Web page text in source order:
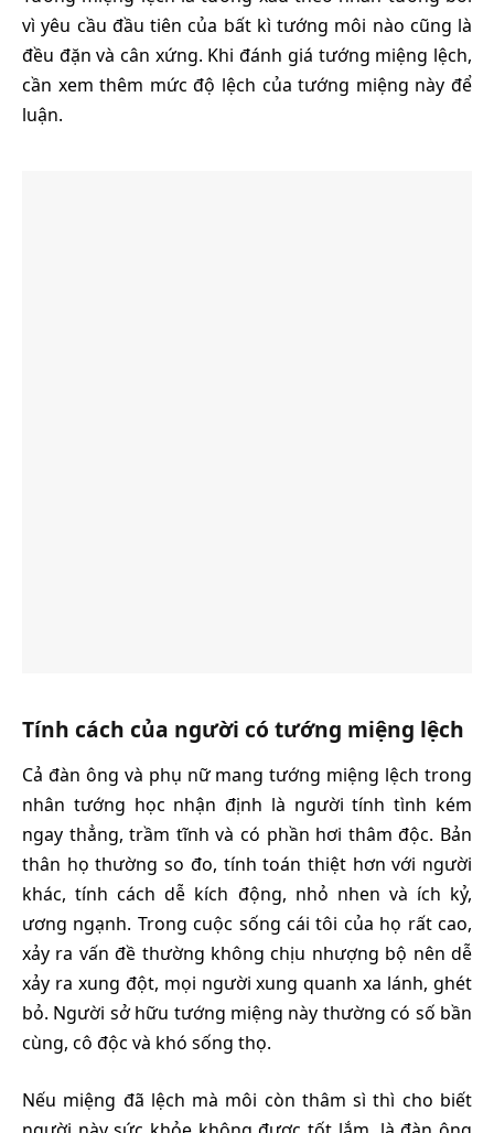
vì yêu cầu đầu tiên của bất kì tướng môi nào cũng là
đều đặn và cân xứng. Khi đánh giá tướng miệng lệch,
cần xem thêm mức độ lệch của tướng miệng này để
luận.
Tính cách của người có tướng miệng lệch
Cả đàn ông và phụ nữ mang tướng miệng lệch trong
nhân tướng học nhận định là người tính tình kém
ngay thẳng, trầm tĩnh và có phần hơi thâm độc. Bản
thân họ thường so đo, tính toán thiệt hơn với người
khác, tính cách dễ kích động, nhỏ nhen và ích kỷ,
ương ngạnh. Trong cuộc sống cái tôi của họ rất cao,
xảy ra vấn đề thường không chịu nhượng bộ nên dễ
xảy ra xung đột, mọi người xung quanh xa lánh, ghét
bỏ. Người sở hữu tướng miệng này thường có số bần
cùng, cô độc và khó sống thọ.
Nếu miệng đã lệch mà môi còn thâm sì thì cho biết